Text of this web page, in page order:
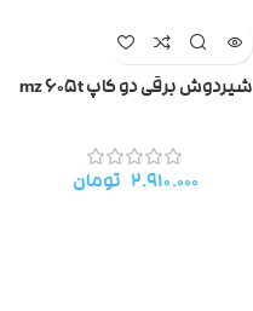
شیردوش برقی دو کاپ mz 605t
۲.۹۱۰.۰۰۰ تومان